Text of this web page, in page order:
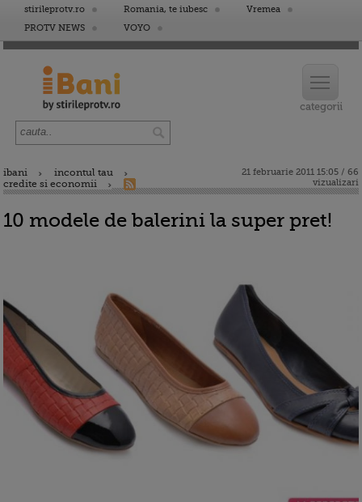
stirileprotv.ro Romania, te iubesc
Vremea
PROTV NEWS
VOYO
ibani
incontul tau
credite si economii
21 februarie 2011 15:05 / 66
vizualizari
10 modele de balerini la super pret!